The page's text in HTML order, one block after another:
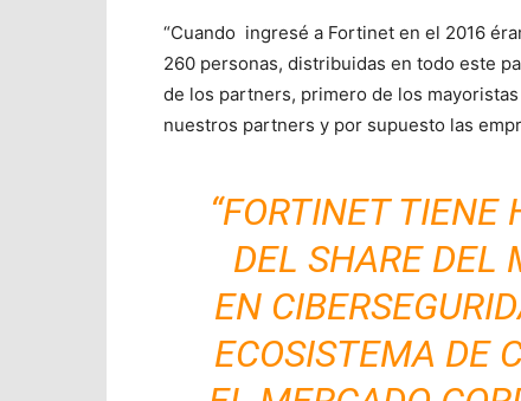
“Cuando ingresé a Fortinet en el 2016
260 personas, distribuidas en todo este
de los partners, primero de los
nuestros partners y por supuesto las
“FORTINET TIENE
DEL SHARE DEL
EN
ECOSISTEMA DE